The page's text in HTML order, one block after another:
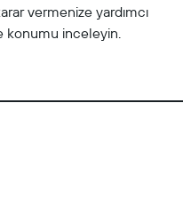
vermenize yardımcı
konumu inceleyin.